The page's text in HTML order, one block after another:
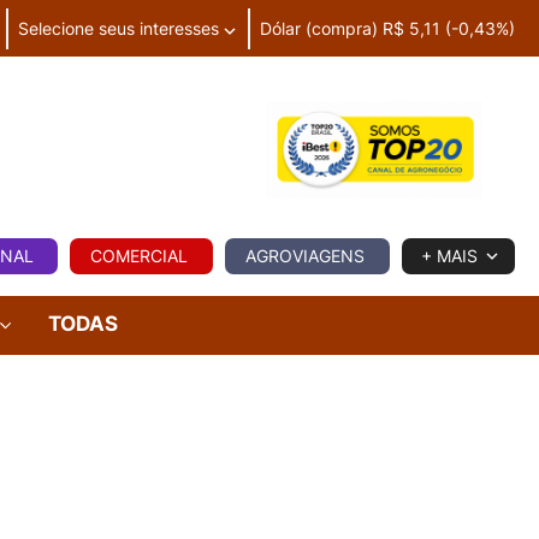
Selecione seus interesses Dólar (compra) R$ 5,11 (-0,43%)
COMERCIAL AGROVIAGENS + MAIS
TODAS